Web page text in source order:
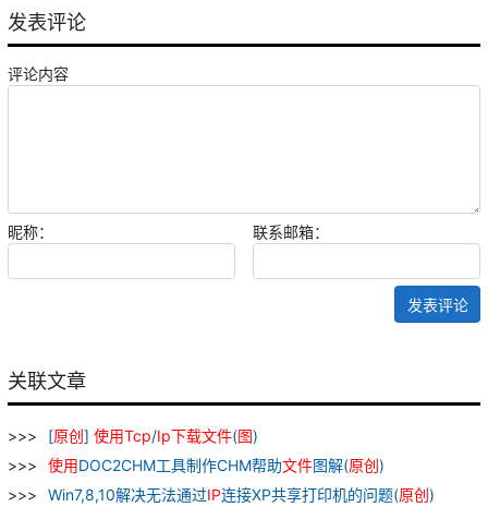
发表评论
评论内容
昵称： 联系邮箱：
发表评论
关联文章
[原创] 使用Tcp/Ip下载文件(图)
使用DOC2CHM工具制作CHM帮助文件图解(原创)
Win7,8,10解决无法通过IP连接XP共享打印机的问题(原创)